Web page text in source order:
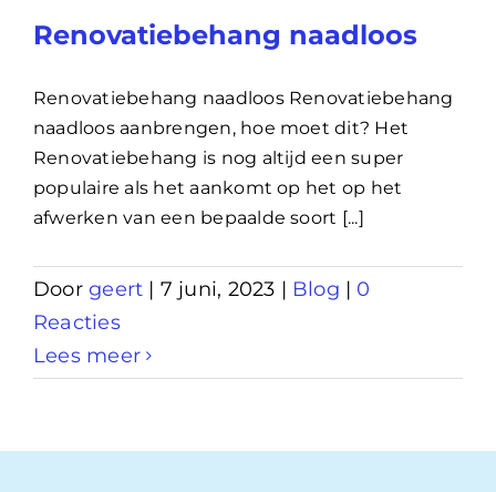
Renovatiebehang naadloos
Renovatiebehang naadloos Renovatiebehang
naadloos aanbrengen, hoe moet dit? Het
Renovatiebehang is nog altijd een super
populaire als het aankomt op het op het
afwerken van een bepaalde soort [...]
Doorgeert | 7 juni, 2023 | Blog | 0
Reacties
Lees meer